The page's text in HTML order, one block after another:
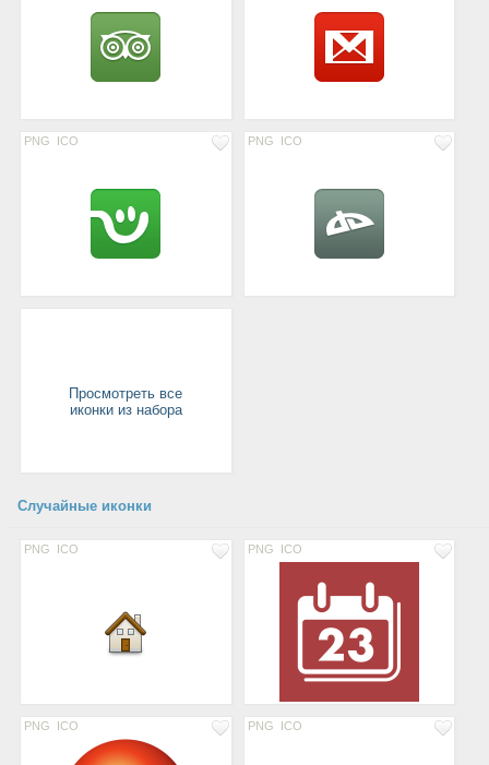
PNG ICO PNG ICO
Просмотреть все
иконки из набора
Случайные иконки
PNG ICO PNG ICO
PNG ICO PNG ICO